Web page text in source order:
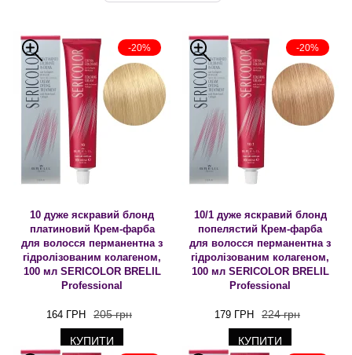
-20%
10 дуже яскравий блонд
платиновий Крем-фарба
для волосся перманентна з
гідролізованим колагеном,
100 мл SERICOLOR BRELIL
Professional
164 ГРН 205 грн
КУПИТИ
-20%
10/1 дуже яскравий блонд
попелястий Крем-фарба
для волосся перманентна з
гідролізованим колагеном,
100 мл SERICOLOR BRELIL
Professional
179 ГРН 224 грн
КУПИТИ